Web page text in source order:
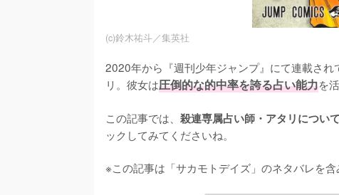
(c)鈴木祐斗／集英社
2020年から『週刊少年ジャンプ』にて連載さ
リ。彼女は圧倒的な的中率を誇る占い能力を
この記事では、 殺連専属占い師・アタリについ
ックしてみてくださいね。
※この記事は「サカモトデイズ」のネタバレを含